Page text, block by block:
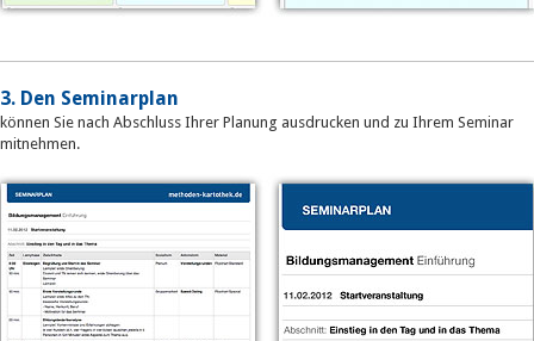
3. Den Seminarplan
können Sie nach Abschluss Ihrer Planung ausdrucken und zu Ihrem Seminar
mitnehmen.